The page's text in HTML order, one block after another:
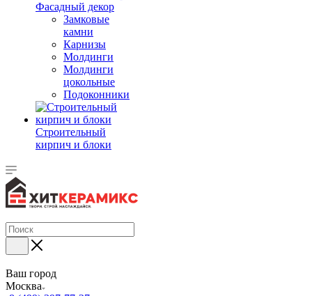
Фасадный декор
Замковые
камни
Карнизы
Молдинги
Молдинги
цокольные
Подоконники
Строительный
кирпич и блоки
Ваш город
Москва